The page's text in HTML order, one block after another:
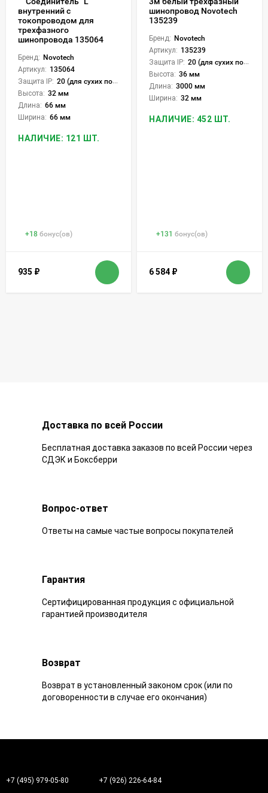
внутренний с
токопроводом для
трехфазного
шинопровода 135064
Бренд: Novotech
Артикул: 135064
Защита IP: 20 (для сухих пом.)
Высота: 32 мм
Длина: 66 мм
Ширина: 66 мм
НАЛИЧИЕ: 121 ШТ.
+18 бонус(ов)
935 ₽
шинопровод Novotech
135239
Бренд: Novotech
Артикул: 135239
Защита IP: 20 (для сухих пом.)
Высота: 36 мм
Длина: 3000 мм
Ширина: 32 мм
НАЛИЧИЕ: 452 ШТ.
+131 бонус(ов)
6 584 ₽
Доставка по всей России
Бесплатная доставка заказов по всей России через
СДЭК и Боксберри
Вопрос-ответ
Ответы на самые частые вопросы покупателей
Гарантия
Сертифицированная продукция с официальной
гарантией производителя
Возврат
Возврат в установленный законом срок (или по
договоренности в случае его окончания)
+7 (495) 979-05-80 +7 (926) 226-64-84